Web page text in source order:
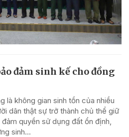
đảm sinh kế cho đồng
là không gian sinh tồn của nhiều
dân thật sự trở thành chủ thể giữ
quyền sử dụng đất ổn định,
sinh...